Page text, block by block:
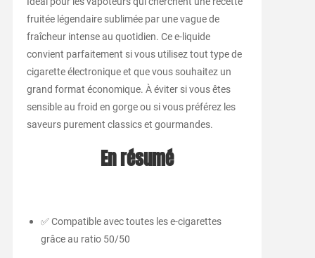
fruitée légendaire sublimée par une vague de
fraîcheur intense au quotidien. Ce e-liquide
convient parfaitement si vous utilisez tout type de
cigarette électronique et que vous souhaitez un
grand format économique. À éviter si vous êtes
sensible au froid en gorge ou si vous préférez les
saveurs purement classics et gourmandes.
En résumé
✅ Compatible avec toutes les e-cigarettes
grâce au ratio 50/50